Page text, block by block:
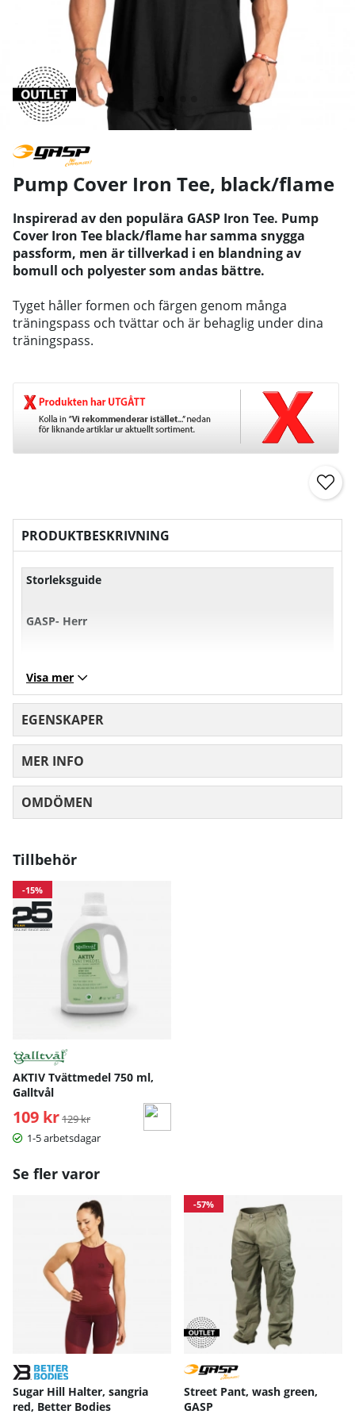
Pump Cover Iron Tee, black/flame
Inspirerad av den populära GASP Iron Tee. Pump
Cover Iron Tee black/flame har samma snygga
passform, men är tillverkad i en blandning av
bomull och polyester som andas bättre.
Tyget håller formen och färgen genom många
träningspass och tvättar och är behaglig under dina
träningspass.
PRODUKTBESKRIVNING
Storleksguide
GASP- Herr
Bröst 101 107 113 119
Midja 71 77 83 89
Höft
Mått angivna i cm.
Visa mer
EGENSKAPER
MER INFO
OMDÖMEN
Tillbehör
-15%
AKTIV Tvättmedel 750 ml,
Galltvål
109 kr Ordinarie pris:
129 kr
1-5 arbetsdagar
Se fler varor
Sugar Hill Halter, sangria
red, Better Bodies
-57%
Street Pant, wash green,
GASP